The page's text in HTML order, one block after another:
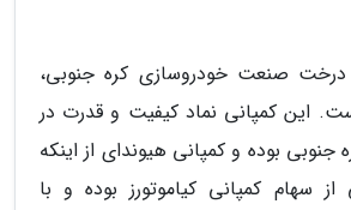
صنعت خودروسازی کره جنوبی،
این کمپانی نماد کیفیت و قدرت در
جنوبی بوده و کمپانی هیوندای از اینکه
سهام کمپانی کیاموتورز بوده و با